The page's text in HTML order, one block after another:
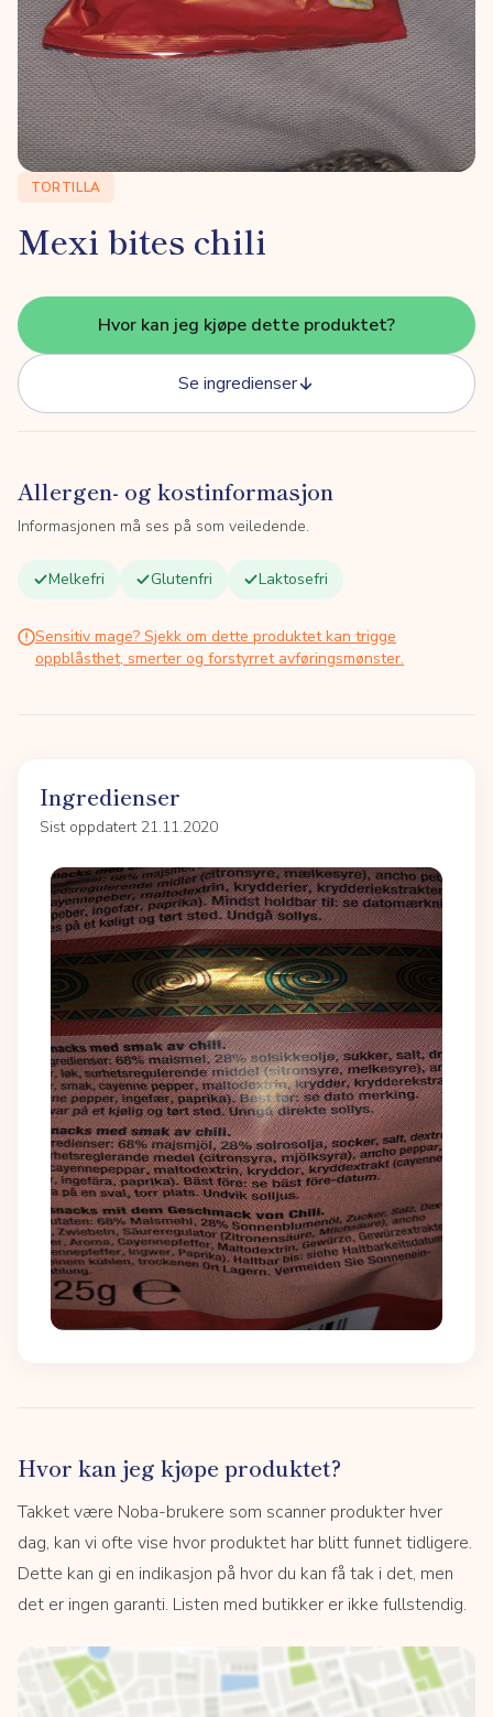
TORTILLA
Mexi bites chili
Hvor kan jeg kjøpe dette produktet?
Se ingredienser
Allergen- og kostinformasjon
Informasjonen må ses på som veiledende.
Melkefri Glutenfri Laktosefri
Sensitiv mage? Sjekk om dette produktet kan trigge
oppblåsthet, smerter og forstyrret avføringsmønster.
Ingredienser
Sist oppdatert 21.11.2020
Hvor kan jeg kjøpe produktet?
Takket være Noba-brukere som scanner produkter hver
dag, kan vi ofte vise hvor produktet har blitt funnet tidligere.
Dette kan gi en indikasjon på hvor du kan få tak i det, men
det er ingen garanti. Listen med butikker er ikke fullstendig.